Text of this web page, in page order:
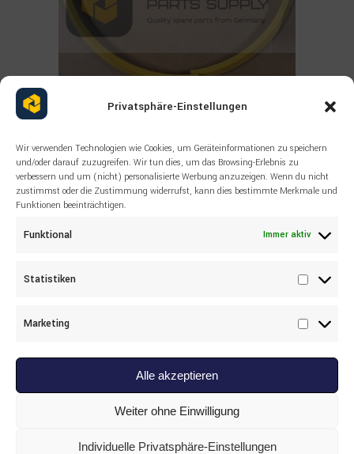
Privatsphäre-Einstellungen
Wir verwenden Technologien wie Cookies, um Geräteinformationen zu speichern
und/oder darauf zuzugreifen. Wir tun dies, um das Browsing-Erlebnis zu
verbessern und um (nicht) personalisierte Werbung anzuzeigen. Wenn du nicht
zustimmst oder die Zustimmung widerrufst, kann dies bestimmte Merkmale und
Funktionen beeinträchtigen.
Funktional Immer aktiv
Statistiken
Marketing
Alle akzeptieren
Weiter ohne Einwilligung
Individuelle Privatsphäre-Einstellungen
Read more
ALLE PRODUKTE,KOMATSU
BAUMASCHINEN KOMATSU 56B-
30-11520 RING LOCK